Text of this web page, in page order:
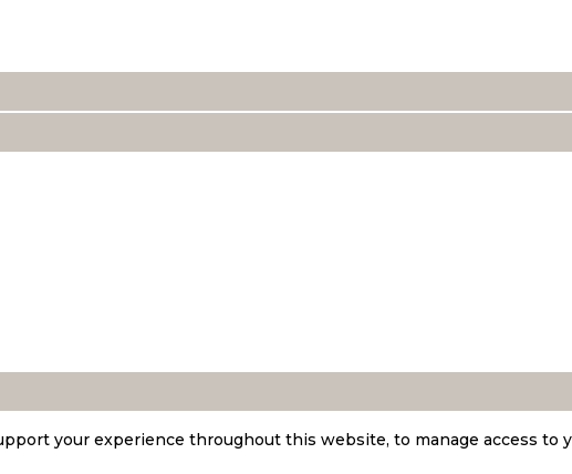
your experience throughout this website, to manage access to